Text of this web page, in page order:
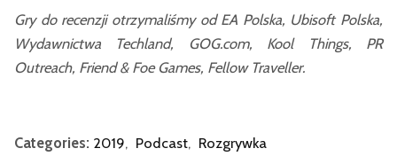
Gry do recenzji otrzymaliśmy od EA Polska, Ubisoft Polska,
Wydawnictwa Techland, GOG.com, Kool Things, PR
Outreach, Friend & Foe Games, Fellow Traveller.
Categories: 2019, Podcast, Rozgrywka